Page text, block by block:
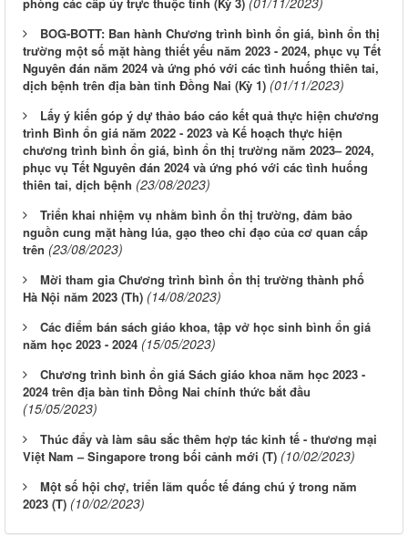
BOG-BOTT: Ban hành Chương trình bình ổn giá, bình ổn thị
trường một số mặt hàng thiết yếu năm 2023 - 2024, phục vụ Tết
Nguyên đán năm 2024 và ứng phó với các tình huống thiên tai,
dịch bệnh trên địa bàn tỉnh Đồng Nai (Kỳ 1) (01/11/2023)
Lấy ý kiến góp ý dự thảo báo cáo kết quả thực hiện chương
trình Bình ổn giá năm 2022 - 2023 và Kế hoạch thực hiện
chương trình bình ổn giá, bình ổn thị trường năm 2023– 2024,
phục vụ Tết Nguyên đán 2024 và ứng phó với các tình huống
thiên tai, dịch bệnh (23/08/2023)
Triển khai nhiệm vụ nhằm bình ổn thị trường, đảm bảo
nguồn cung mặt hàng lúa, gạo theo chỉ đạo của cơ quan cấp
trên (23/08/2023)
Mời tham gia Chương trình bình ổn thị trường thành phố
Hà Nội năm 2023 (Th) (14/08/2023)
Các điểm bán sách giáo khoa, tập vở học sinh bình ổn giá
năm học 2023 - 2024 (15/05/2023)
Chương trình bình ổn giá Sách giáo khoa năm học 2023 -
2024 trên địa bàn tỉnh Đồng Nai chính thức bắt đầu
(15/05/2023)
Thúc đẩy và làm sâu sắc thêm hợp tác kinh tế - thương mại
Việt Nam – Singapore trong bối cảnh mới (T) (10/02/2023)
Một số hội chợ, triển lãm quốc tế đáng chú ý trong năm
2023 (T) (10/02/2023)